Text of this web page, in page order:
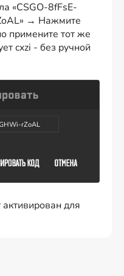
«CSGO-8fFsE-
→ Нажмите
примените тот же
cxzi - без ручной
rZoAL
для